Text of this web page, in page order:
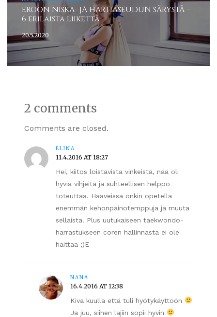
EROON NISKA- JA HARTIASEUDUN SÄRYSTÄ –
6 erilaista liikettä
20.5.2020
2 comments
Comments are closed.
ELINA
11.4.2016 AT 18:27
Hei, kiitos loistavista vinkeistä, nää oli
hyviä vihjeitä ja suhteellisen helppo
toteuttaa. Haaveissa onkin opetella
enemmän kehonpainotemppuja ja muuta
sellaista. Plus uutukaiseen taekwondo-
harrastukseen coren hallinnasta ei ole
haittaa ;)E
NANA
16.4.2016 AT 12:38
Kiva kuulla että tuli hyötykäyttöön
Ja juu, siihen lajiin sopii hyvin